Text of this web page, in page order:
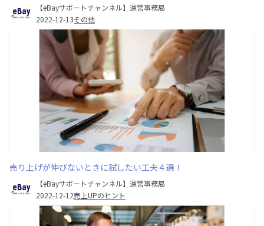
【eBayサポートチャンネル】運営事務局
2022-12-13その他
売り上げが伸びないときに試したい工夫４選！
【eBayサポートチャンネル】運営事務局
2022-12-12売上UPのヒント